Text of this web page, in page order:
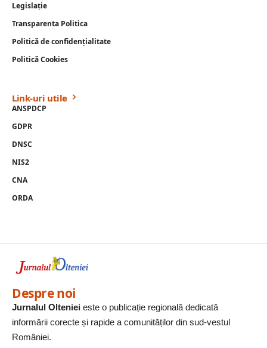
Legislație
Transparenta Politica
Politică de confidențialitate
Politică Cookies
Link-uri utile
ANSPDCP
GDPR
DNSC
NIS2
CNA
ORDA
Despre noi
Jurnalul Olteniei este o publicație regională dedicată
informării corecte și rapide a comunităților din sud-vestul
României.